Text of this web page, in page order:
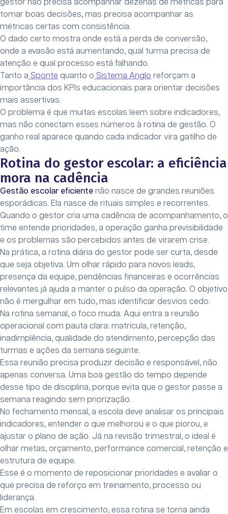
gestor não precisa acompanhar dezenas de métricas para
tomar boas decisões, mas precisa acompanhar as
métricas certas com consistência.
O dado certo mostra onde está a perda de conversão,
onde a evasão está aumentando, qual turma precisa de
atenção e qual processo está falhando.
Tanto a Sponte quanto o Sistema Anglo reforçam a
importância dos KPIs educacionais para orientar decisões
mais assertivas.
O problema é que muitas escolas leem sobre indicadores,
mas não conectam esses números à rotina de gestão. O
ganho real aparece quando cada indicador vira gatilho de
ação.
Rotina do gestor escolar: a eficiência
mora na cadência
Gestão escolar eficiente não nasce de grandes reuniões
esporádicas. Ela nasce de rituais simples e recorrentes.
Quando o gestor cria uma cadência de acompanhamento, o
time entende prioridades, a operação ganha previsibilidade
e os problemas são percebidos antes de virarem crise.
Na prática, a rotina diária do gestor pode ser curta, desde
que seja objetiva. Um olhar rápido para novos leads,
presença da equipe, pendências financeiras e ocorrências
relevantes já ajuda a manter o pulso da operação. O objetivo
não é mergulhar em tudo, mas identificar desvios cedo.
Na rotina semanal, o foco muda. Aqui entra a reunião
operacional com pauta clara: matrícula, retenção,
inadimplência, qualidade do atendimento, percepção das
turmas e ações da semana seguinte.
Essa reunião precisa produzir decisão e responsável, não
apenas conversa. Uma boa gestão do tempo depende
desse tipo de disciplina, porque evita que o gestor passe a
semana reagindo sem priorização.
No fechamento mensal, a escola deve analisar os principais
indicadores, entender o que melhorou e o que piorou, e
ajustar o plano de ação. Já na revisão trimestral, o ideal é
olhar metas, orçamento, performance comercial, retenção e
estrutura de equipe.
Esse é o momento de reposicionar prioridades e avaliar o
que precisa de reforço em treinamento, processo ou
liderança.
Em escolas em crescimento, essa rotina se torna ainda